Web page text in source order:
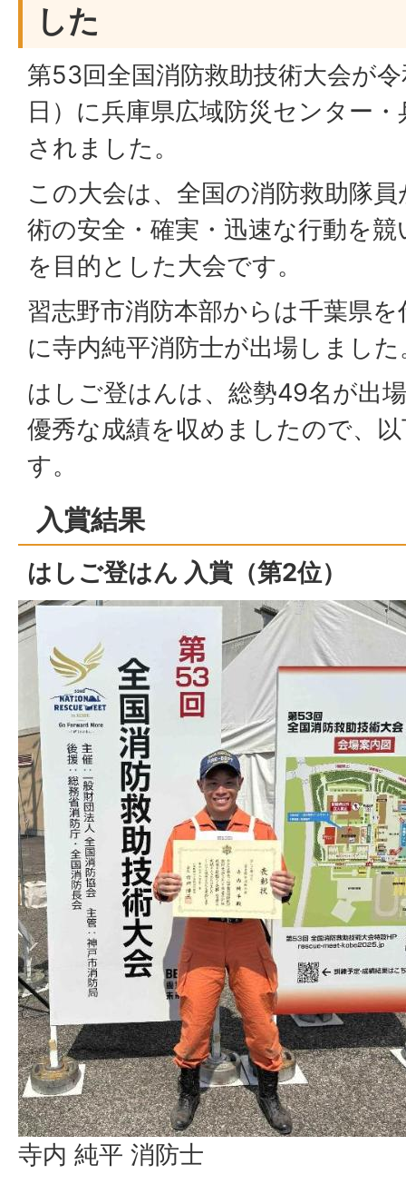
した
第53回全国消防救助技術大会が
日）に兵庫県広域防災センター
されました。
この大会は、全国の消防救助隊
術の安全・確実・迅速な行動を
を目的とした大会です。
習志野市消防本部からは千葉県
に寺内純平消防士が出場しました
はしご登はんは、総勢49名が出
優秀な成績を収めましたので、
す。
入賞結果
はしご登はん 入賞（第2位）
寺内 純平 消防士